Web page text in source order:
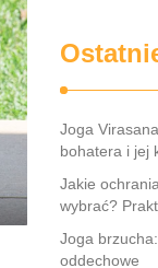
Joga
bohatera i jej
Jakie
wybrać?
Joga
oddechowe